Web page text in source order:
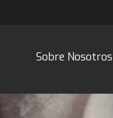
Sobre Nosotros